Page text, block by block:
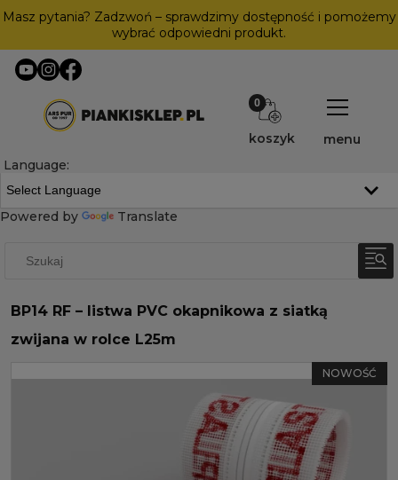
Masz pytania? Zadzwoń – sprawdzimy dostępność i pomożemy
wybrać odpowiedni produkt.
koszyk
menu
Language:
Powered by Translate
BP14 RF – listwa PVC okapnikowa z siatką
zwijana w rolce L25m
NOWOŚĆ